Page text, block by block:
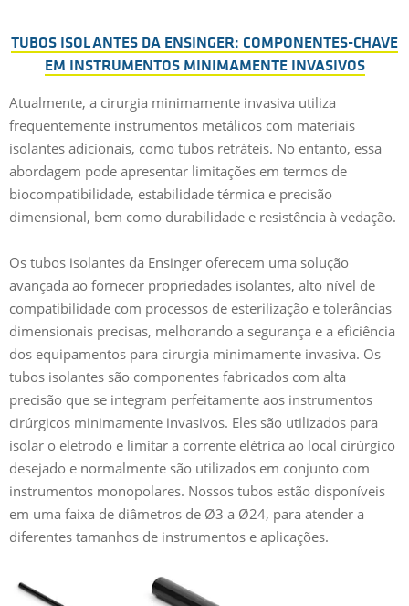
TUBOS ISOLANTES DA ENSINGER: COMPONENTES-CHAVE
EM INSTRUMENTOS MINIMAMENTE INVASIVOS
Atualmente, a cirurgia minimamente invasiva utiliza
frequentemente instrumentos metálicos com materiais
isolantes adicionais, como tubos retráteis. No entanto, essa
abordagem pode apresentar limitações em termos de
biocompatibilidade, estabilidade térmica e precisão
dimensional, bem como durabilidade e resistência à vedação.
Os tubos isolantes da Ensinger oferecem uma solução
avançada ao fornecer propriedades isolantes, alto nível de
compatibilidade com processos de esterilização e tolerâncias
dimensionais precisas, melhorando a segurança e a eficiência
dos equipamentos para cirurgia minimamente invasiva. Os
tubos isolantes são componentes fabricados com alta
precisão que se integram perfeitamente aos instrumentos
cirúrgicos minimamente invasivos. Eles são utilizados para
isolar o eletrodo e limitar a corrente elétrica ao local cirúrgico
desejado e normalmente são utilizados em conjunto com
instrumentos monopolares. Nossos tubos estão disponíveis
em uma faixa de diâmetros de Ø3 a Ø24, para atender a
diferentes tamanhos de instrumentos e aplicações.